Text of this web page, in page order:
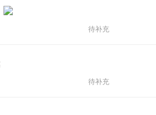
待补充
待补充